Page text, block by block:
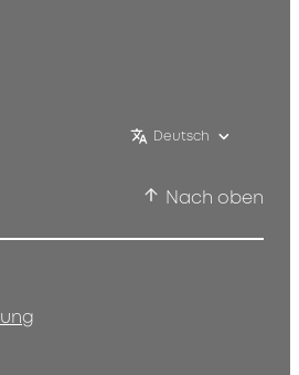
Deutsch
Nach oben